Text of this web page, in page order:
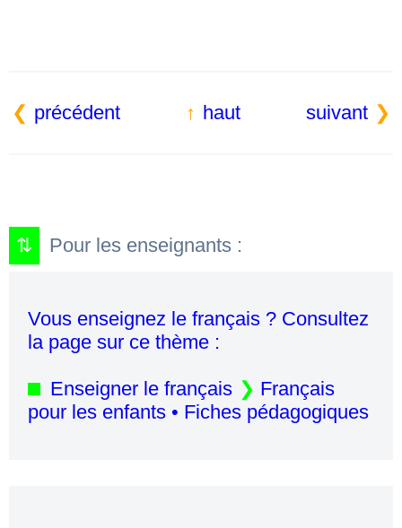
précédent haut suivant
Pour les enseignants :
Vous enseignez le français ? Consultez
la page sur ce thème :
Enseigner le français
Français
pour les enfants • Fiches pédagogiques